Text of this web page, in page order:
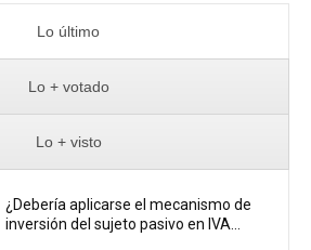
Lo último
Lo + votado
Lo + visto
¿Debería aplicarse el mecanismo de
inversión del sujeto pasivo en IVA...